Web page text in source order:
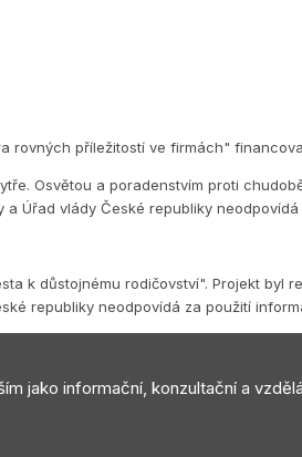
příležitostí ve firmách"
Osvětou a poradenstvím proti
Úřad vlády České republiky
k důstojnému rodičovství". Projekt byl
republiky neodpovídá za použití
jako informační, konzultační a